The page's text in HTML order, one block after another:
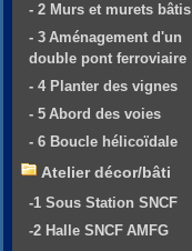
- 2 Murs et murets bâtis
- 3 Aménagement d'un
double pont ferroviaire
- 4 Planter des vignes
- 5 Abord des voies
- 6 Boucle hélicoïdale
Atelier décor/bâti
-1 Sous Station SNCF
-2 Halle SNCF AMFG